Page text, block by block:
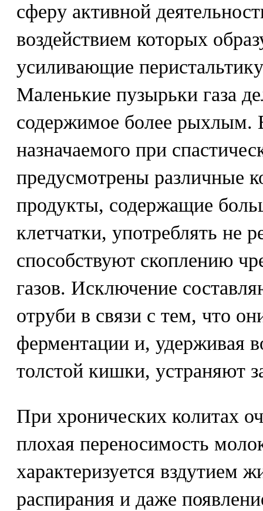
сферу активной
воздействием которых
усиливающие
Маленькие пузырьки газа
содержимое более рыхлым.
назначаемого при
предусмотрены различные
продукты, содержащие
клетчатки, употреблять не
способствуют скоплению
газов. Исключение
отруби в связи с тем, что
ферментации и, удерживая
толстой кишки, устраняют
При хронических колитах
плохая переносимость
характеризуется вздутием
распирания и даже